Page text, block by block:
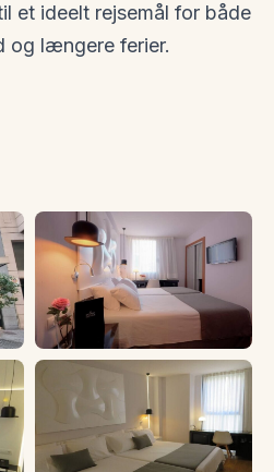
et ideelt rejsemål for både
og længere ferier.